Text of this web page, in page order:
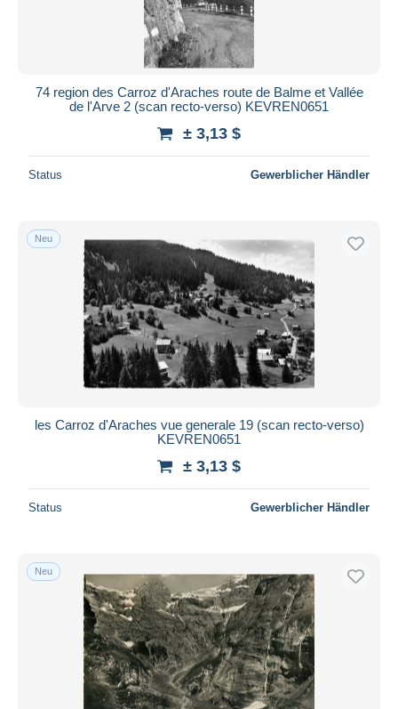
74 region des Carroz d'Araches route de Balme et Vallée
de l'Arve 2 (scan recto-verso) KEVREN0651
± 3,13 $
Status Gewerblicher Händler
Neu
les Carroz d'Araches vue generale 19 (scan recto-verso)
KEVREN0651
± 3,13 $
Status Gewerblicher Händler
Neu